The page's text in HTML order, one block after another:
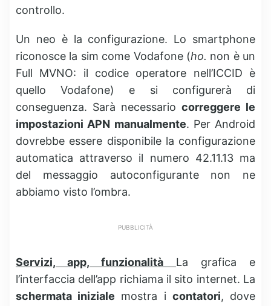
controllo.
Un neo è la configurazione. Lo smartphone
riconosce la sim come Vodafone (ho. non è un
Full MVNO: il codice operatore nell’ICCID è
quello Vodafone) e si configurerà di
conseguenza. Sarà necessario correggere le
impostazioni APN manualmente. Per Android
dovrebbe essere disponibile la configurazione
automatica attraverso il numero 42.11.13 ma
del messaggio autoconfigurante non ne
abbiamo visto l’ombra.
PUBBLICITÀ
Servizi, app, funzionalità
La grafica e
l’interfaccia dell’app richiama il sito internet. La
schermata iniziale mostra i contatori, dove